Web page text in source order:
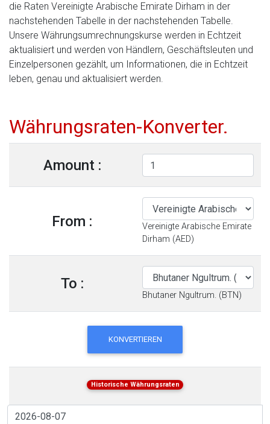
die Raten Vereinigte Arabische Emirate Dirham in der
nachstehenden Tabelle in der nachstehenden Tabelle.
Unsere Währungsumrechnungskurse werden in Echtzeit
aktualisiert und werden von Händlern, Geschäftsleuten und
Einzelpersonen gezählt, um Informationen, die in Echtzeit
leben, genau und aktualisiert werden.
Währungsraten-Konverter.
Amount :
From :
Vereinigte Arabische Emirate
Dirham (AED)
To :
Bhutaner Ngultrum. (BTN)
KONVERTIEREN
Historische Währungsraten